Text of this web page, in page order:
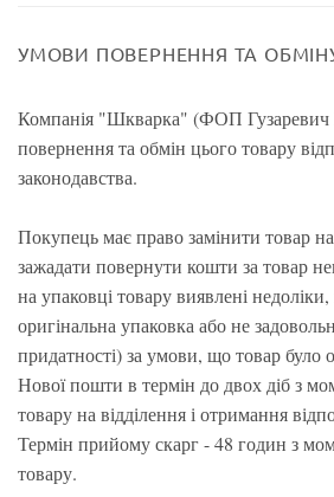
УМОВИ ПОВЕРНЕННЯ ТА
Компанія "Шкварка" (ФОП
повернення та обмін цього товару
законодавства.
Покупець має право замінити товар
зажадати повернути кошти за товар
на упаковці товару виявлені
оригінальна упаковка або не
придатності) за умови, що товар було
Нової пошти в термін до двох діб з
товару на відділення і отримання
Термін прийому скарг - 48 годин з
товару.